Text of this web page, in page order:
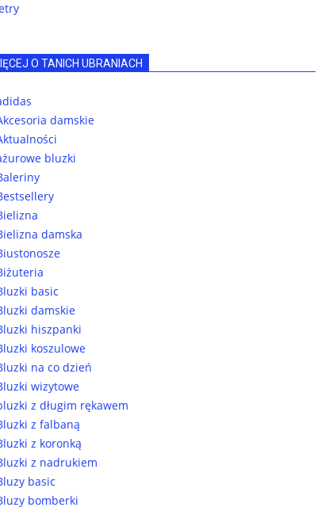
O TANICH UBRANIACH
damskie
bluzki
damska
basic
damskie
hiszpanki
koszulowe
na co dzień
wizytowe
z długim rękawem
z falbaną
z koronką
z nadrukiem
basic
bomberki